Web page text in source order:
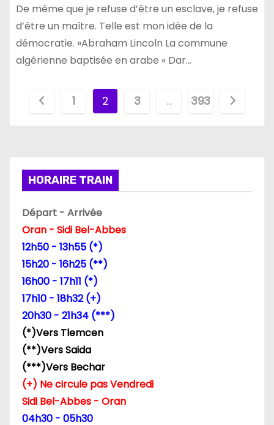
De même que je refuse d’être un esclave, je refuse
d’être un maître. Telle est mon idée de la
démocratie. »Abraham Lincoln La commune
algérienne baptisée en arabe « Dar…
i
n
a
t
i
o
n
d
e
s
1 2 3 … 393
HORAIRE TRAIN
Départ - Arrivée
Oran - Sidi Bel-Abbes
12h50 - 13h55 (*)
15h20 - 16h25 (**)
16h00 - 17h11 (*)
17h10 - 18h32 (+)
20h30 - 21h34 (***)
(*)Vers Tlemcen
(**)Vers Saida
(***)Vers Bechar
(+) Ne circule pas Vendredi
Sidi Bel-Abbes - Oran
04h30 - 05h30